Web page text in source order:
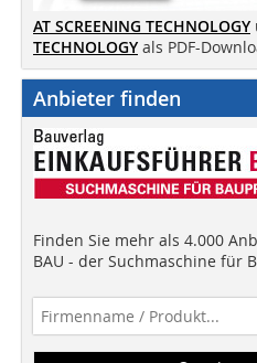
AT SCREENING TECHNOLOGY
TECHNOLOGY als PDF-
Anbieter finden
Finden Sie mehr als 4.000
BAU - der Suchmaschine für